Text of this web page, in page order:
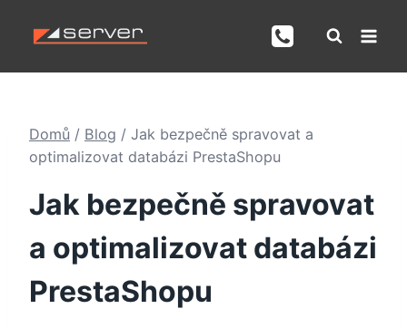
Domů / Blog / Jak bezpečně spravovat a
optimalizovat databázi PrestaShopu
Jak bezpečně spravovat
a optimalizovat databázi
PrestaShopu